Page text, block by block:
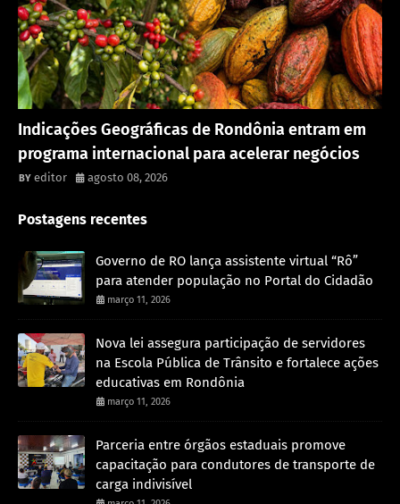
Indicações Geográficas de Rondônia entram em
programa internacional para acelerar negócios
editor agosto 08, 2026
Postagens recentes
Governo de RO lança assistente virtual “Rô”
para atender população no Portal do Cidadão
março 11, 2026
Nova lei assegura participação de servidores
na Escola Pública de Trânsito e fortalece ações
educativas em Rondônia
março 11, 2026
Parceria entre órgãos estaduais promove
capacitação para condutores de transporte de
carga indivisível